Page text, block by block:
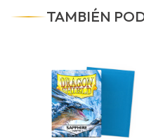
TAMBIÉN